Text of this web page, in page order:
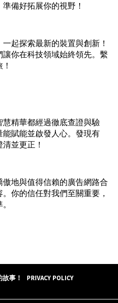
備好拓展你的視野！
起探索最新的裝置與創新！
你在科技領域始終領先。繫
精華都經過徹底查證與驗
賦能並啟發人心。發現有
並更正！
地與值得信賴的廣告網路合
你的信任對我們至關重要，
事！ PRIVACY POLICY